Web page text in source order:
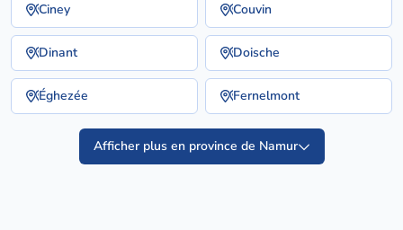
Ciney Couvin
Dinant Doische
Éghezée Fernelmont
Afficher plus en province de Namur